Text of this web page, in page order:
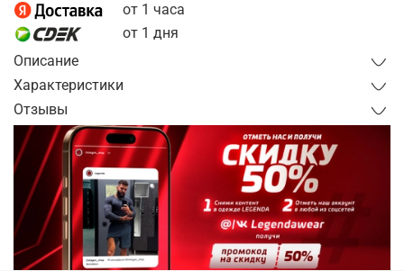
от 1 часа
от 1 дня
Описание
Характеристики
Отзывы